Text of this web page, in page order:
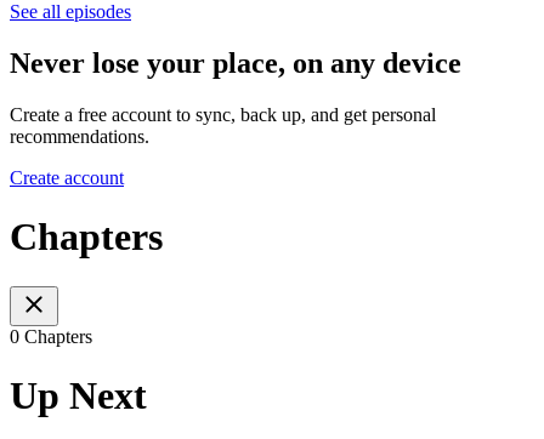
See all episodes
Never lose your place, on any device
Create a free account to sync, back up, and get personal
recommendations.
Create account
Chapters
0 Chapters
Up Next